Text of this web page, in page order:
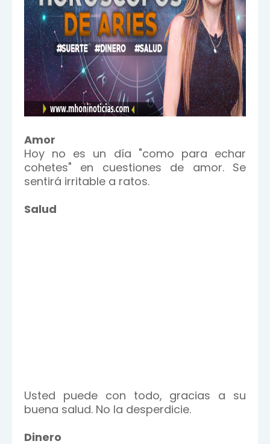
Amor
Hoy no es un día "como para echar
cohetes" en cuestiones de amor. Se
sentirá irritable a ratos.
Salud
Usted puede con todo, gracias a su
buena salud. No la desperdicie.
Dinero